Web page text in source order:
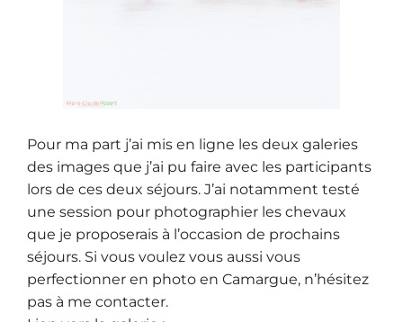
Pour ma part j’ai mis en ligne les deux galeries
des images que j’ai pu faire avec les participants
lors de ces deux séjours. J’ai notamment testé
une session pour photographier les chevaux
que je proposerais à l’occasion de prochains
séjours. Si vous voulez vous aussi vous
perfectionner en photo en Camargue, n’hésitez
pas à me contacter.